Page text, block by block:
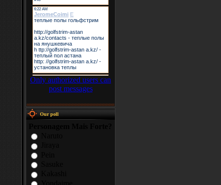
Only authorized users can
post messages
Our poll